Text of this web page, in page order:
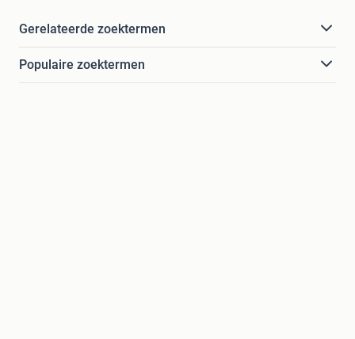
Gerelateerde zoektermen
Populaire zoektermen